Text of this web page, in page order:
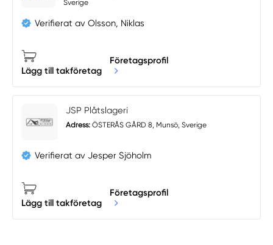
Sverige
Verifierat av Olsson, Niklas
Lägg till takföretag
Företagsprofil
JSP Plåtslageri
Adress: ÖSTERÅS GÅRD 8, Munsö, Sverige
Verifierat av Jesper Sjöholm
Lägg till takföretag
Företagsprofil